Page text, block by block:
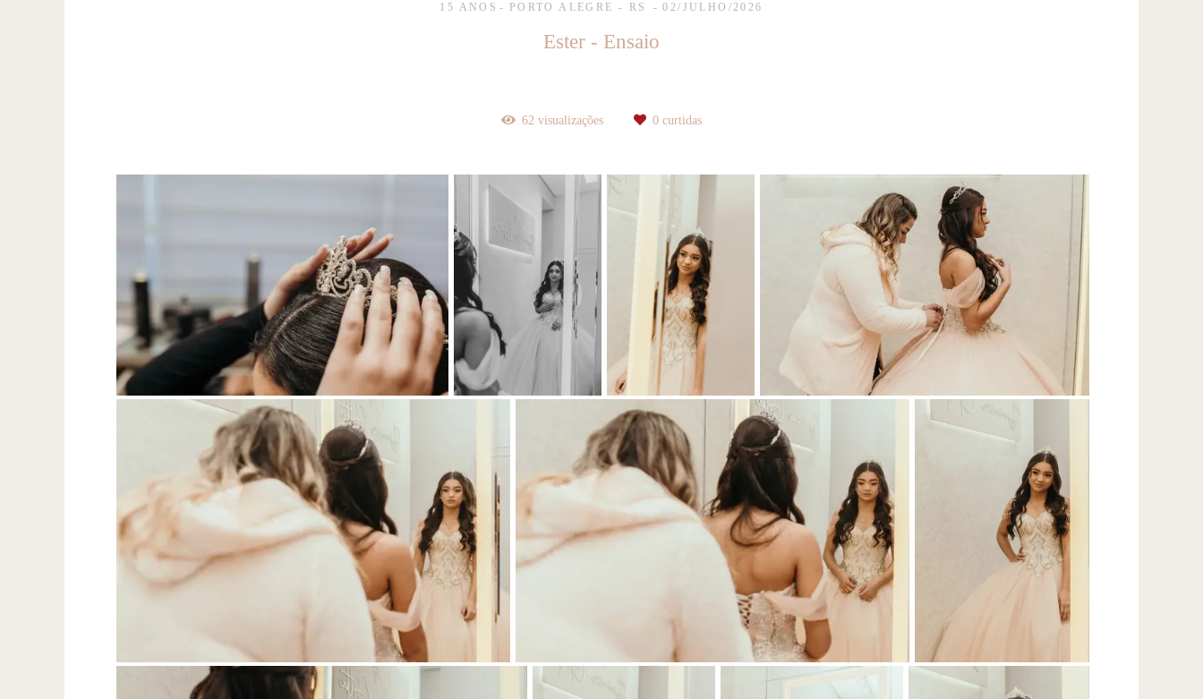
15 ANOS PORTO ALEGRE - RS 02/JULHO/2026
Ester - Ensaio
62 visualizações 0 curtidas